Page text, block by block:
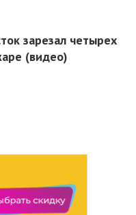
зарезал четырех
(видео)